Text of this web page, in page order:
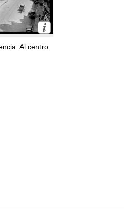
Al centro: